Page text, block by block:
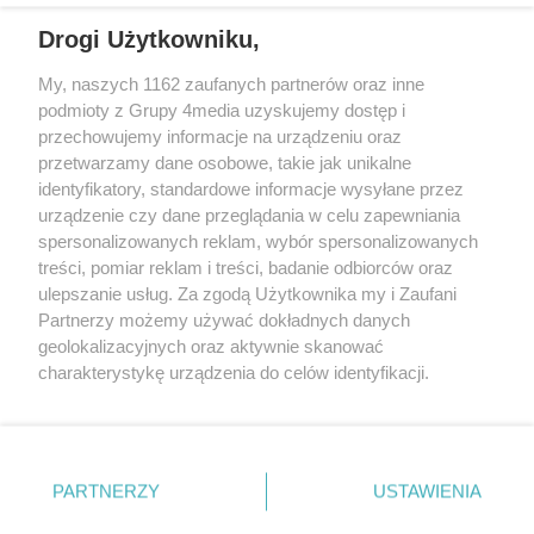
Redakcja Reklama Prywatność
Praca Łódź
the:protocol
Facebook.com
Youtube.com
Drogi Użytkowniku,
My, naszych 1162 zaufanych partnerów oraz inne
podmioty z Grupy 4media uzyskujemy dostęp i
przechowujemy informacje na urządzeniu oraz
przetwarzamy dane osobowe, takie jak unikalne
identyfikatory, standardowe informacje wysyłane przez
urządzenie czy dane przeglądania w celu zapewniania
spersonalizowanych reklam, wybór spersonalizowanych
treści, pomiar reklam i treści, badanie odbiorców oraz
ulepszanie usług. Za zgodą Użytkownika my i Zaufani
Partnerzy możemy używać dokładnych danych
geolokalizacyjnych oraz aktywnie skanować
charakterystykę urządzenia do celów identyfikacji.
zmienić/wycofać klikając przycisk ustawień prywatności
znajdujący się w lewym dolnym rogu strony
. Niektóre
PARTNERZY USTAWIENIA